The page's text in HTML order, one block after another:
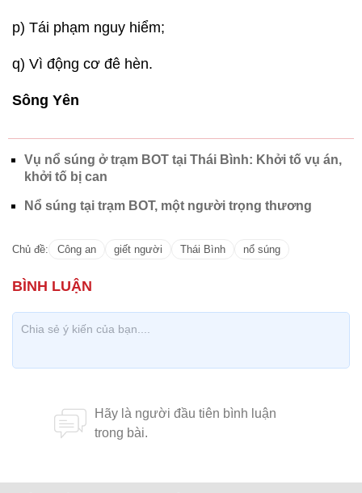
p) Tái phạm nguy hiểm;
q) Vì động cơ đê hèn.
Sông Yên
Vụ nổ súng ở trạm BOT tại Thái Bình: Khởi tố vụ án,
khởi tố bị can
Nổ súng tại trạm BOT, một người trọng thương
Chủ đề: Công an giết người Thái Bình nổ súng